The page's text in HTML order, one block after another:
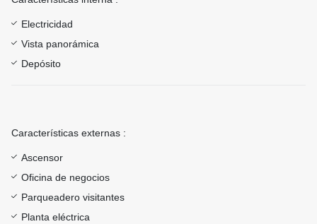
Electricidad
Vista panorámica
Depósito
Características externas :
Ascensor
Oficina de negocios
Parqueadero visitantes
Planta eléctrica